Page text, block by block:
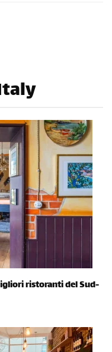
ristoranti del Sud-